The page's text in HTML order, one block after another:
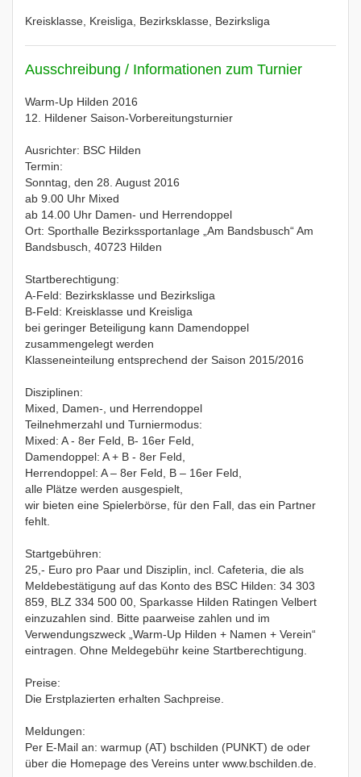
Kreisklasse, Kreisliga, Bezirksklasse, Bezirksliga
Ausschreibung / Informationen zum Turnier
Warm-Up Hilden 2016
12. Hildener Saison-Vorbereitungsturnier
Ausrichter: BSC Hilden
Termin:
Sonntag, den 28. August 2016
ab 9.00 Uhr Mixed
ab 14.00 Uhr Damen- und Herrendoppel
Ort: Sporthalle Bezirkssportanlage „Am Bandsbusch“ Am
Bandsbusch, 40723 Hilden
Startberechtigung:
A-Feld: Bezirksklasse und Bezirksliga
B-Feld: Kreisklasse und Kreisliga
bei geringer Beteiligung kann Damendoppel
zusammengelegt werden
Klasseneinteilung entsprechend der Saison 2015/2016
Disziplinen:
Mixed, Damen-, und Herrendoppel
Teilnehmerzahl und Turniermodus:
Mixed: A - 8er Feld, B- 16er Feld,
Damendoppel: A + B - 8er Feld,
Herrendoppel: A – 8er Feld, B – 16er Feld,
alle Plätze werden ausgespielt,
wir bieten eine Spielerbörse, für den Fall, das ein Partner
fehlt.
Startgebühren:
25,- Euro pro Paar und Disziplin, incl. Cafeteria, die als
Meldebestätigung auf das Konto des BSC Hilden: 34 303
859, BLZ 334 500 00, Sparkasse Hilden Ratingen Velbert
einzuzahlen sind. Bitte paarweise zahlen und im
Verwendungszweck „Warm-Up Hilden + Namen + Verein“
eintragen. Ohne Meldegebühr keine Startberechtigung.
Preise:
Die Erstplazierten erhalten Sachpreise.
Meldungen:
Per E-Mail an: warmup (AT) bschilden (PUNKT) de oder
über die Homepage des Vereins unter www.bschilden.de.